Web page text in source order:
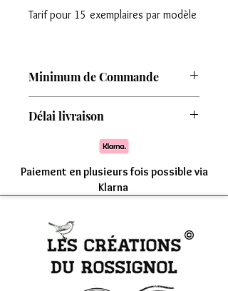
Tarif pour 15 exemplaires par modèle
Minimum de Commande
8 modèles
Délai livraison
Comptez une livraison entre 7 à 15 jours
Paiement en plusieurs fois possible via
Klarna